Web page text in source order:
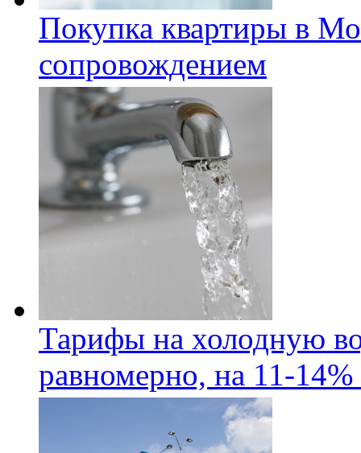
Покупка квартиры в
сопровождением
Тарифы на холодную
равномерно, на 11-14%